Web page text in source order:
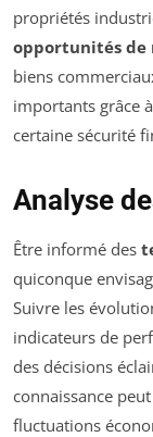
propriétés
opportunités
biens
importants grâce
certaine sécurité
Analyse
Être informé des
quiconque
Suivre les
indicateurs de
des décisions
connaissance
fluctuations